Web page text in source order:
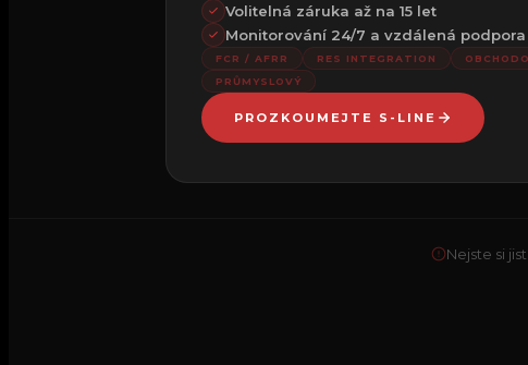
Volitelná záruka až na 15 let
Monitorování 24/7 a vzdálená podpora
FCR / AFRR RES INTEGRATION
PRŮMYSLOVÝ
PROZKOUMEJTE S-LINE
Nejste si